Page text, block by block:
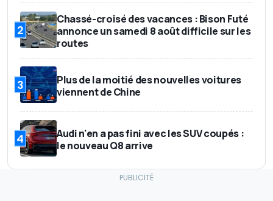
2
Chassé-croisé des vacances : Bison Futé
annonce un samedi 8 août difficile sur les
routes
3
Plus de la moitié des nouvelles voitures
viennent de Chine
4
Audi n'en a pas fini avec les SUV coupés :
le nouveau Q8 arrive